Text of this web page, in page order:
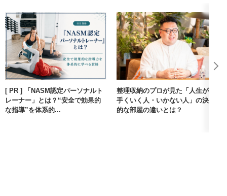
[ PR ] 「NASM認定パーソナルト
レーナー」とは？“安全で効果的
な指導”を体系的...
整理収納のプロが見た「人生が上
手くいく人・いかない人」の決定
的な部屋の違いとは？